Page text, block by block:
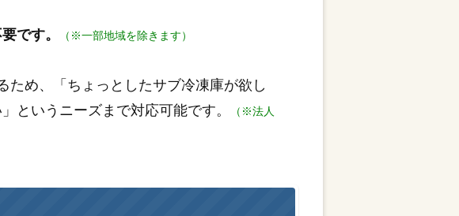
です。 （※一部地域を除きます）
ため、「ちょっとしたサブ冷凍庫が欲し
というニーズまで対応可能です。
（※法人